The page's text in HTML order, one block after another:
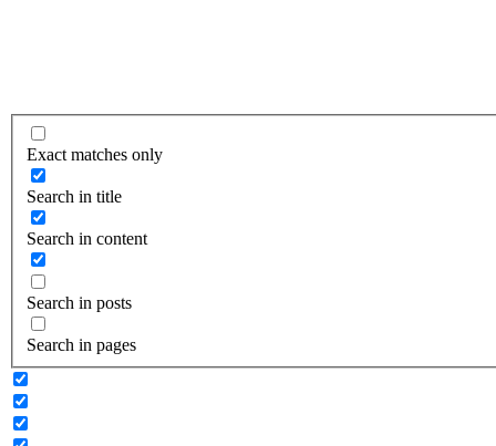
Exact matches only
Search in title
Search in content
Search in posts
Search in pages